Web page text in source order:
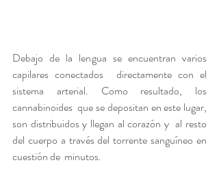
Debajo de la lengua se encuentran varios
capilares conectados  directamente con el
sistema arterial. Como resultado, los
cannabinoides  que se depositan en este lugar,
son distribuidos y llegan al corazón y  al resto
del cuerpo a través del torrente sanguíneo en
cuestión de  minutos.